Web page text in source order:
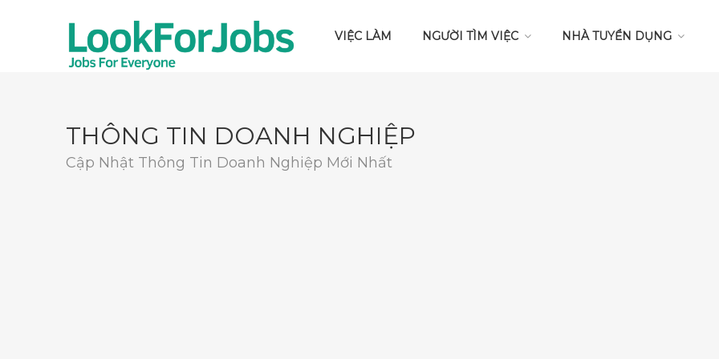
VIỆC LÀM NGƯỜI TÌM VIỆC NHÀ TUYỂN DỤNG
THÔNG TIN DOANH NGHIỆP
Cập Nhật Thông Tin Doanh Nghiệp Mới Nhất